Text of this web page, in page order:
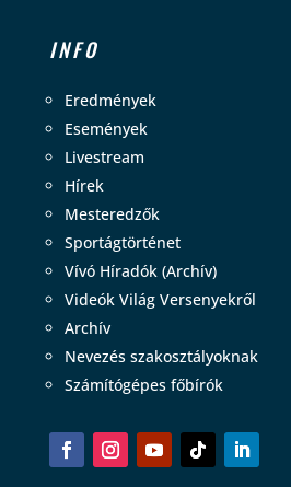
INFO
Eredmények
Események
Livestream
Hírek
Mesteredzők
Sportágtörténet
Vívó Híradók (Archív)
Videók Világ Versenyekről
Archív
Nevezés szakosztályoknak
Számítógépes főbírók